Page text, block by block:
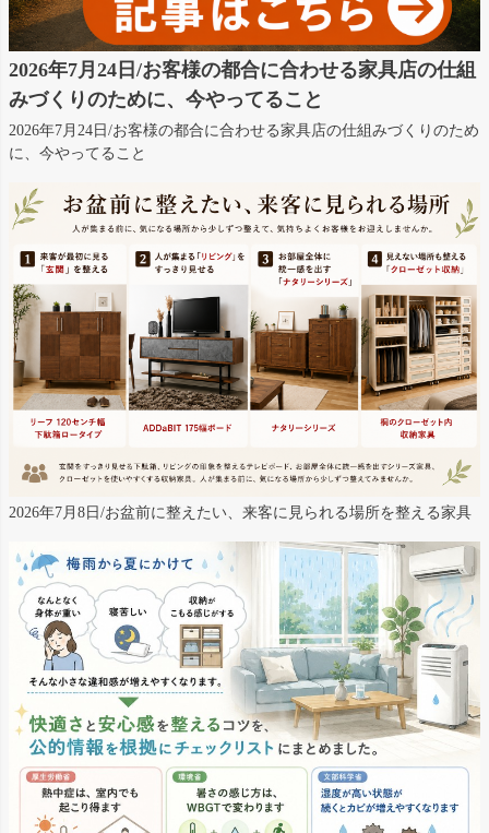
2026年7月24日/お客様の都合に合わせる家具店の仕組
みづくりのために、今やってること
2026年7月24日/お客様の都合に合わせる家具店の仕組みづくりのため
に、今やってること
2026年7月8日/お盆前に整えたい、来客に見られる場所を整える家具